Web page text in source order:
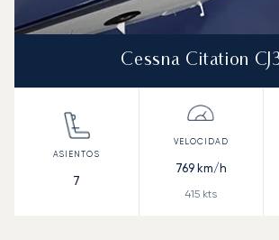
Cessna Citation
7
769km/h
415 kts